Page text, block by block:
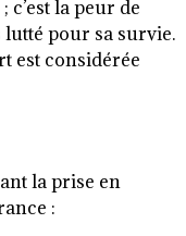
c’est la peur de
lutté pour sa survie.
est considérée
la prise en
: